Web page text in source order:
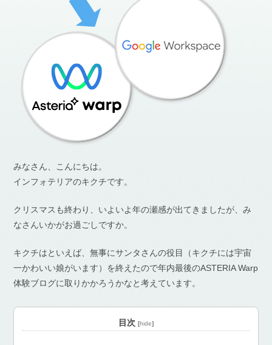
みなさん、こんにちは。
インフォテリアのキクチです。
クリスマスも終わり、いよいよ年の瀬感が出てきましたが、み
なさんいかがお過ごしですか。
キクチはといえば、無事にサンタさんの役目（キクチには宇宙
一かわいい娘がいます）を終えたので年内最後のASTERIA Warp
体験ブログに取りかかろうかなと考えています。
目次 [hide]